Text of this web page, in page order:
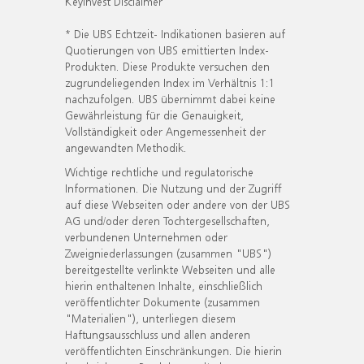
* Die UBS Echtzeit- Indikationen basieren auf
Quotierungen von UBS emittierten Index-
Produkten. Diese Produkte versuchen den
zugrundeliegenden Index im Verhältnis 1:1
nachzufolgen. UBS übernimmt dabei keine
Gewährleistung für die Genauigkeit,
Vollständigkeit oder Angemessenheit der
angewandten Methodik.
Wichtige rechtliche und regulatorische
Informationen. Die Nutzung und der Zugriff
auf diese Webseiten oder andere von der UBS
AG und/oder deren Tochtergesellschaften,
verbundenen Unternehmen oder
Zweigniederlassungen (zusammen "UBS")
bereitgestellte verlinkte Webseiten und alle
hierin enthaltenen Inhalte, einschließlich
veröffentlichter Dokumente (zusammen
"Materialien"), unterliegen diesem
Haftungsausschluss und allen anderen
veröffentlichten Einschränkungen. Die hierin